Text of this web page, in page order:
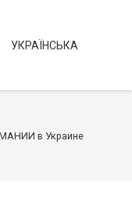
УКРАЇНСЬКА
в Украине